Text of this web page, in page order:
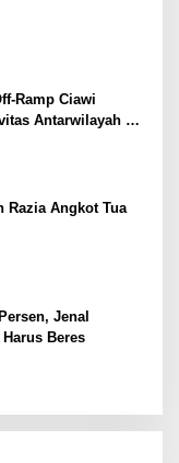
Ramp Ciawi
Antarwilayah di
Razia Angkot Tua
Jenal
Beres